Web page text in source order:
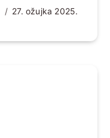
27. ožujka 2025.